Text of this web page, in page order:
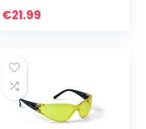
350 ml
€21.99